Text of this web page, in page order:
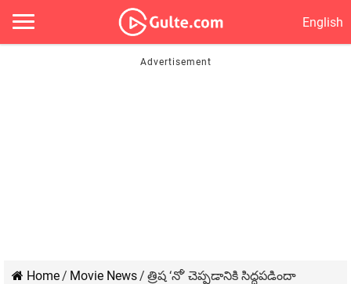
English
Home/ Movie News/ త్రిష ‘నో’ చెప్పడానికి సిద్ధపడిందా